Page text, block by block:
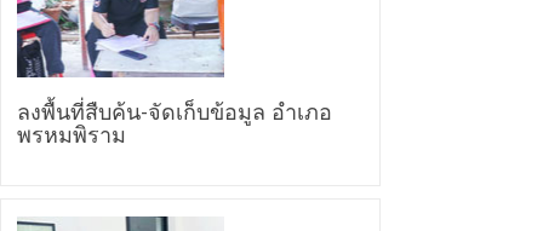
ลงพื้นที่สืบค้น-จัดเก็บข้อมูล อำเภอ
พรหมพิราม